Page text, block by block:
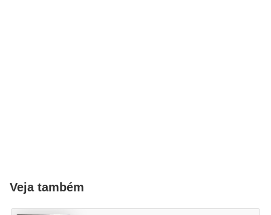
Veja também